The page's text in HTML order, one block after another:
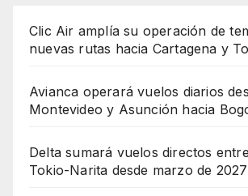
Clic Air amplía su operación de
nuevas rutas hacia Cartagena y
Avianca operará vuelos diarios
Montevideo y Asunción hacia
Delta sumará vuelos directos
Tokio-Narita desde marzo de 2027